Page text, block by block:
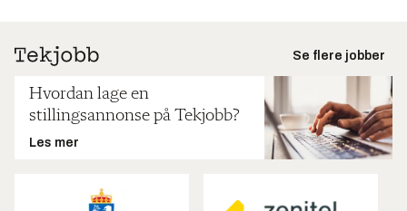
Se flere jobber
Hvordan lage en
stillingsannonse på Tekjobb?
Les mer